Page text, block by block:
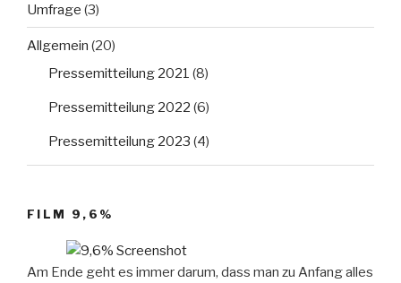
Umfrage (3)
Allgemein (20)
Pressemitteilung 2021 (8)
Pressemitteilung 2022 (6)
Pressemitteilung 2023 (4)
FILM 9,6%
Am Ende geht es immer darum, dass man zu Anfang alles